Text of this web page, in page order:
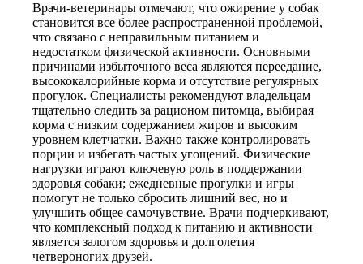
Врачи-ветеринары отмечают, что ожирение у собак
становится все более распространенной проблемой,
что связано с неправильным питанием и
недостатком физической активности. Основными
причинами избыточного веса являются переедание,
высококалорийные корма и отсутствие регулярных
прогулок. Специалисты рекомендуют владельцам
тщательно следить за рационом питомца, выбирая
корма с низким содержанием жиров и высоким
уровнем клетчатки. Важно также контролировать
порции и избегать частых угощений. Физические
нагрузки играют ключевую роль в поддержании
здоровья собаки; ежедневные прогулки и игры
помогут не только сбросить лишний вес, но и
улучшить общее самочувствие. Врачи подчеркивают,
что комплексный подход к питанию и активности
является залогом здоровья и долголетия
четвероногих друзей.